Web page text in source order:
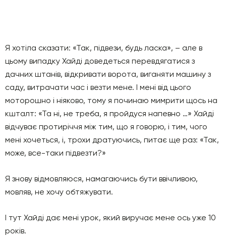
Я хотіла сказати: «Так, підвези, будь ласка», – але в
цьому випадку Хайді доведеться перевдягатися з
дачних штанів, відкривати ворота, виганяти машину з
саду, витрачати час і везти мене. І мені від цього
моторошно і ніяково, тому я починаю мимрити щось на
кшталт: «Та ні, не треба, я пройдуся напевно …» Хайді
відчуває протиріччя між тим, що я говорю, і тим, чого
мені хочеться, і, трохи дратуючись, питає ще раз: «Так,
може, все-таки підвезти?»
Я знову відмовляюся, намагаючись бути ввічливою,
мовляв, не хочу обтяжувати.
І тут Хайді дає мені урок, який виручає мене ось уже 10
років.